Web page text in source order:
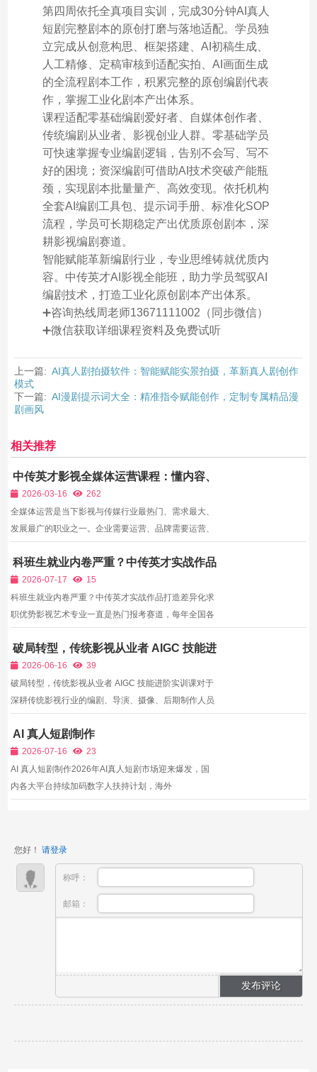
第四周依托全真项目实训，完成30分钟AI真人
短剧完整剧本的原创打磨与落地适配。学员独
立完成从创意构思、框架搭建、AI初稿生成、
人工精修、定稿审核到适配实拍、AI画面生成
的全流程剧本工作，积累完整的原创编剧代表
作，掌握工业化剧本产出体系。
课程适配零基础编剧爱好者、自媒体创作者、
传统编剧从业者、影视创业人群。零基础学员
可快速掌握专业编剧逻辑，告别不会写、写不
好的困境；资深编剧可借助AI技术突破产能瓶
颈，实现剧本批量量产、高效变现。依托机构
全套AI编剧工具包、提示词手册、标准化SOP
流程，学员可长期稳定产出优质原创剧本，深
耕影视编剧赛道。
智能赋能革新编剧行业，专业思维铸就优质内
容。中传英才AI影视全能班，助力学员驾驭AI
编剧技术，打造工业化原创剧本产出体系。
➕咨询热线周老师13671111002（同步微信）
➕微信获取详细课程资料及免费试听
上一篇: AI真人剧拍摄软件：智能赋能实景拍摄，革新真人剧创作
模式
下一篇: AI漫剧提示词大全：精准指令赋能创作，定制专属精品漫
剧画风
相关推荐
中传英才影视全媒体运营课程：懂内容、
会运营、能变现，一站式入行
2026-03-16
262
全媒体运营是当下影视与传媒行业最热门、需求最大、
发展最广的职业之一。企业需要运营、品牌需要运营、
行、可变现的运营人才，一直处于紧缺状态。中传英才
影视全媒体运营课程，结合影视内容创作与平台运营逻
辑，一...
科班生就业内卷严重？中传英才实战作品
打造差异化求职优势
2026-07-17
15
科班生就业内卷严重？中传英才实战作品打造差异化求
职优势影视艺术专业一直是热门报考赛道，每年全国各
不乏中传、北电、中戏等顶尖院校的本科、研究生人
才。随之而来的，是影视行业求职愈发严重的内卷现
象。很多科...
破局转型，传统影视从业者 AIGC 技能进
阶实训课
2026-06-16
39
破局转型，传统影视从业者 AIGC 技能进阶实训课对于
深耕传统影视行业的编剧、导演、摄像、后期制作人员
镜、实景全流程拍摄、传统剪辑调色的模式，不仅耗时
久、人力成本居高不下，也难以适配短视频、网络短
剧、电商...
AI 真人短剧制作
2026-07-16
23
AI 真人短剧制作2026年AI真人短剧市场迎来爆发，国
内各大平台持续加码数字人扶持计划，海外
真数字人、AI虚拟场景...
您好！ 请登录
称呼：
邮箱：